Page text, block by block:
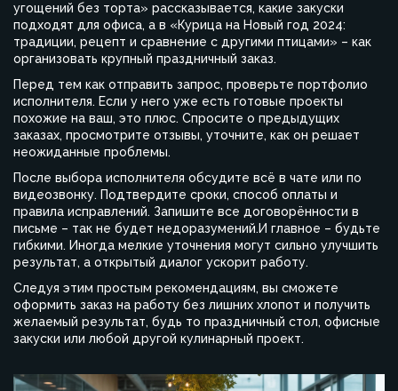
угощений без торта» рассказывается, какие закуски
подходят для офиса, а в «Курица на Новый год 2024:
традиции, рецепт и сравнение с другими птицами» – как
организовать крупный праздничный заказ.
Перед тем как отправить запрос, проверьте портфолио
исполнителя. Если у него уже есть готовые проекты
похожие на ваш, это плюс. Спросите о предыдущих
заказах, просмотрите отзывы, уточните, как он решает
неожиданные проблемы.
После выбора исполнителя обсудите всё в чате или по
видеозвонку. Подтвердите сроки, способ оплаты и
правила исправлений. Запишите все договорённости в
письме – так не будет недоразумений.И главное – будьте
гибкими. Иногда мелкие уточнения могут сильно улучшить
результат, а открытый диалог ускорит работу.
Следуя этим простым рекомендациям, вы сможете
оформить заказ на работу без лишних хлопот и получить
желаемый результат, будь то праздничный стол, офисные
закуски или любой другой кулинарный проект.